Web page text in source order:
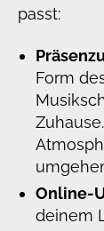
passt:
Form
Online-
deinem